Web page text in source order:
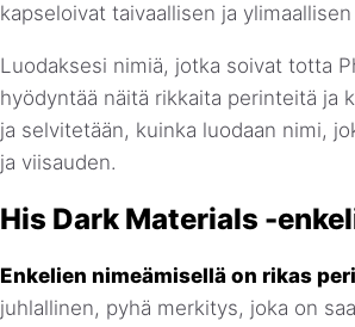
kapseloivat taivaallisen ja
Luodaksesi nimiä, jotka soivat totta
hyödyntää näitä rikkaita perinteitä ja
ja selvitetään, kuinka luodaan nimi,
ja viisauden.
His Dark Materials -
Enkelien nimeämisellä on rikas
juhlallinen, pyhä merkitys, joka on